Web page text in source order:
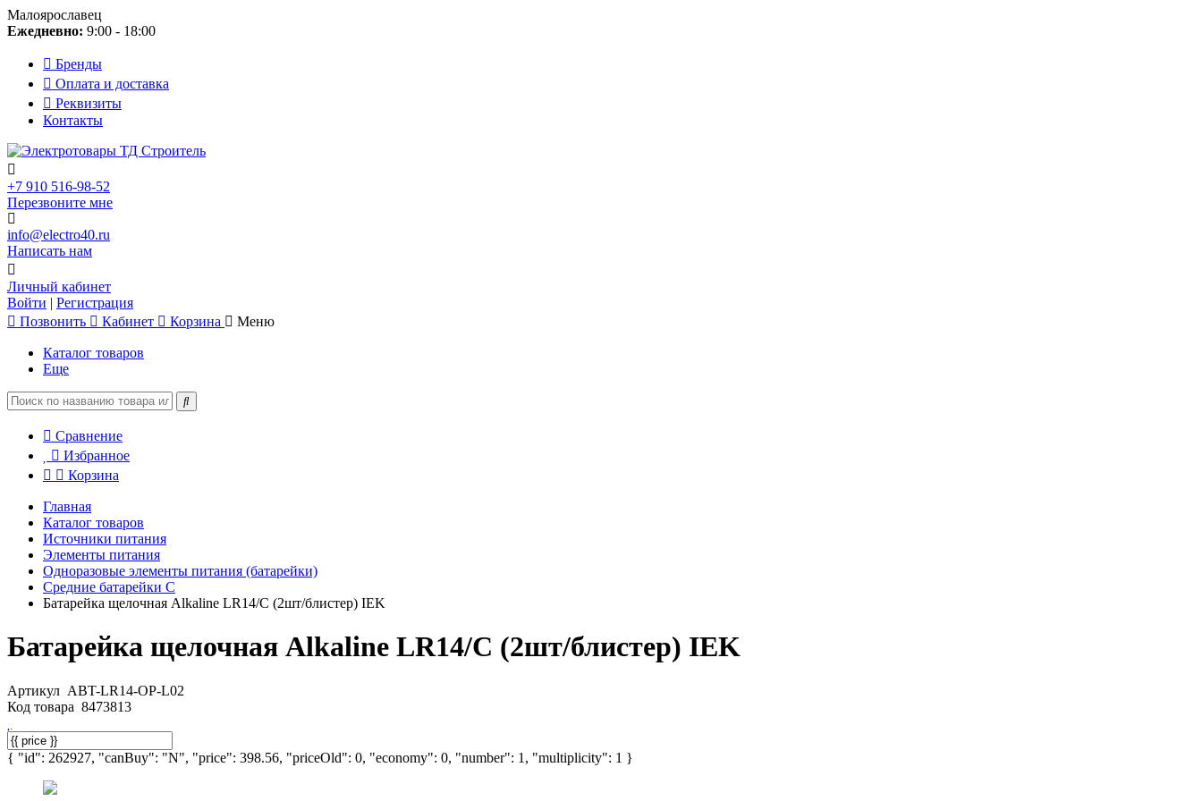
Малоярославец
Ежедневно: 9:00 - 18:00
Бренды
Оплата и доставка
Реквизиты
Контакты
+7 910 516-98-52
Перезвоните мне
info@electro40.ru
Написать нам
Личный кабинет
Войти | Регистрация
Позвонить
Кабинет Корзина Меню
Каталог товаров
Еще
Сравнение
Избранное
Корзина
Главная
Каталог товаров
Источники питания
Элементы питания
Одноразовые элементы питания (батарейки)
Средние батарейки C
Батарейка щелочная Alkaline LR14/C (2шт/блистер) IEK
Батарейка щелочная Alkaline LR14/C (2шт/блистер) IEK
Артикул ABT-LR14-OP-L02
Код товара 8473813
{ "id": 262927, "canBuy": "N", "price": 398.56, "priceOld": 0, "economy": 0, "number": 1, "multiplicity": 1 }